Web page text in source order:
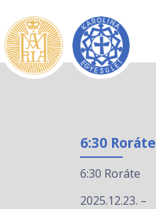
6:30 Roráte
6:30 Roráte
2025.12.23. –